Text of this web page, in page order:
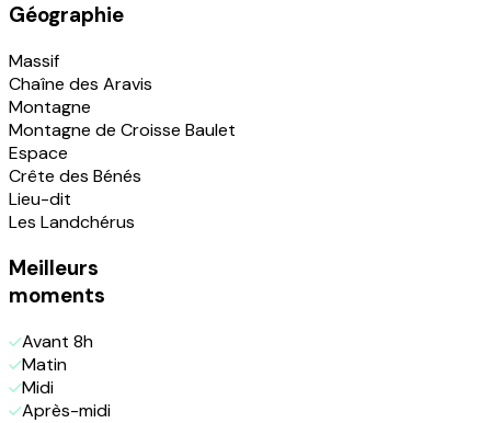
Géographie
Massif
Chaîne des Aravis
Montagne
Montagne de Croisse Baulet
Espace
Crête des Bénés
Lieu-dit
Les Landchérus
Meilleurs
moments
Avant 8h
Matin
Midi
Après-midi